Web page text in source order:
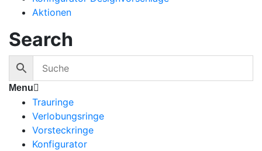
Aktionen
Search
Menu
Trauringe
Verlobungsringe
Vorsteckringe
Konfigurator